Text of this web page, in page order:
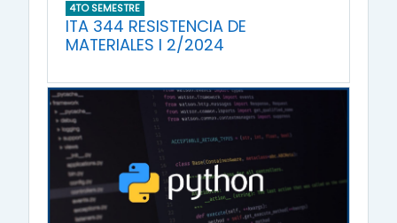
4TO SEMESTRE
ITA 344 RESISTENCIA DE
MATERIALES I 2/2024